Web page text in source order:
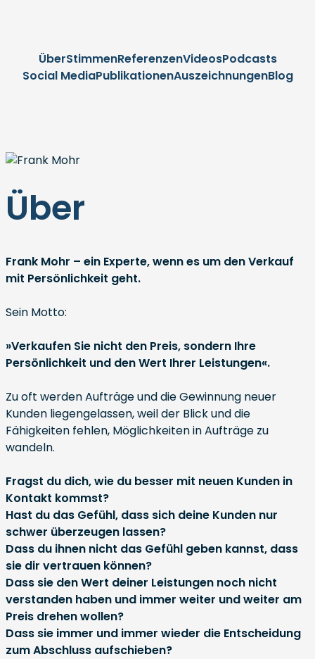
ÜberStimmenReferenzenVideosPodcasts
Social MediaPublikationenAuszeichnungenBlog
Über
Frank Mohr – ein Experte, wenn es um den Verkauf
mit Persönlichkeit geht.
Sein Motto:
»Verkaufen Sie nicht den Preis, sondern Ihre
Persönlichkeit und den Wert Ihrer Leistungen«.
Zu oft werden Aufträge und die Gewinnung neuer
Kunden liegengelassen, weil der Blick und die
Fähigkeiten fehlen, Möglichkeiten in Aufträge zu
wandeln.
Fragst du dich, wie du besser mit neuen Kunden in
Kontakt kommst?
Hast du das Gefühl, dass sich deine Kunden nur
schwer überzeugen lassen?
Dass du ihnen nicht das Gefühl geben kannst, dass
sie dir vertrauen können?
Dass sie den Wert deiner Leistungen noch nicht
verstanden haben und immer weiter und weiter am
Preis drehen wollen?
Dass sie immer und immer wieder die Entscheidung
zum Abschluss aufschieben?